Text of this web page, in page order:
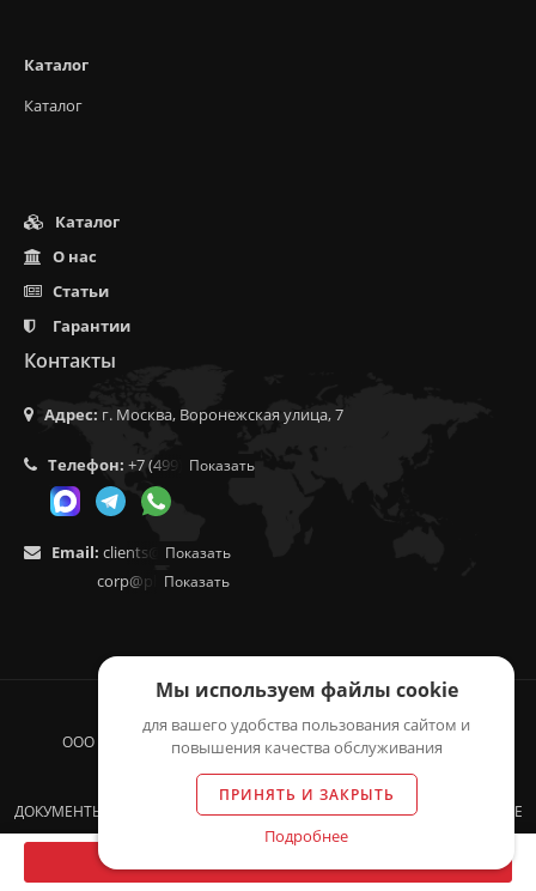
Каталог
Каталог
Каталог
О нас
Статьи
Гарантии
Контакты
Адрес: г. Москва, Воронежская улица, 7
Телефон: +7 (499) 350-55-05
Показать
Email: clients@f9.market
Показать
corp@phoenix9.ru
Показать
ООО "ЛОГИСТИКА", 2014 - 2026 © ВСЕ ПРАВА ЗАЩИЩЕНЫ.
ОГРН 1155257003549, ИНН 5257150769
ДОКУМЕНТЫ: ОФЕРТА, ПОЛИТИКА КОНФИДЕНЦИАЛЬНОСТИ, СОГЛАСИЕ
НА ОБРАБОТКУ ДАННЫХ
Мы используем файлы cookie
для вашего удобства пользования сайтом и
повышения качества обслуживания
ПРИНЯТЬ И ЗАКРЫТЬ
Подробнее